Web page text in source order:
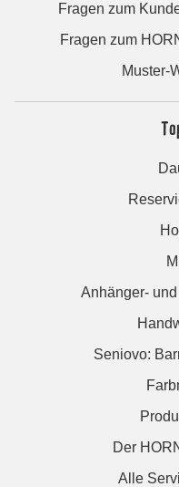
Fragen zum
Fragen zum
Muster-
Anhänger-
Seniovo:
Der
Alle